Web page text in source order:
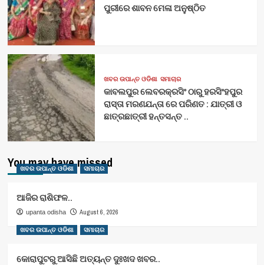
ପୁରୀରେ ଶାବନ ମେଳା ଅନୁଷ୍ଠିତ
ଖବର ଉପାନ୍ତ ଓଡିଶା ସମାଚାର
କାବଲପୁର ଲେବରକ୍ରସିଂ ଠାରୁ ହରସିଂହପୁର
ରାସ୍ତା ମରଣଯନ୍ତା ରେ ପରିଣତ : ଯାତ୍ରୀ ଓ
ଛାତ୍ରଛାତ୍ରୀ ହନ୍ତସନ୍ତ ..
You may have missed
ଖବର ଉପାନ୍ତ ଓଡିଶା ସମାଚାର
ଆଜିର ରାଶିଫଳ..
upanta odisha August 6, 2026
ଖବର ଉପାନ୍ତ ଓଡିଶା ସମାଚାର
କୋରାପୁଟରୁ ଆସିଛି ଅତ୍ୟନ୍ତ ଦୁଃଖଦ ଖବର..